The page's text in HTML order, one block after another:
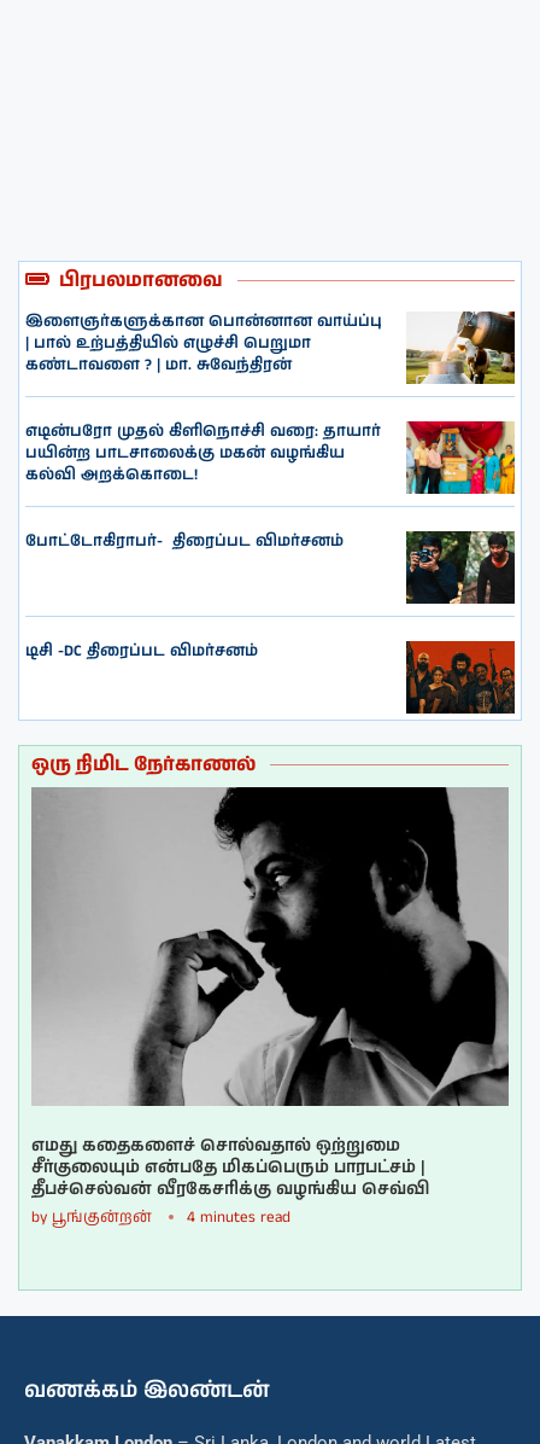
பிரபலமானவை
இளைஞர்களுக்கான பொன்னான வாய்ப்பு
| பால் உற்பத்தியில் எழுச்சி பெறுமா
கண்டாவளை ? | மா. சுவேந்திரன்
எடின்பரோ முதல் கிளிநொச்சி வரை: தாயார்
பயின்ற பாடசாலைக்கு மகன் வழங்கிய
கல்வி அறக்கொடை!
போட்டோகிராபர்- ‌ திரைப்பட விமர்சனம்
டிசி -DC திரைப்பட விமர்சனம்
ஒரு நிமிட நேர்காணல்
எமது கதைகளைச் சொல்வதால் ஒற்றுமை
சீர்குலையும் என்பதே மிகப்பெரும் பாரபட்சம் |
தீபச்செல்வன் வீரகேசரிக்கு வழங்கிய செவ்வி
by பூங்குன்றன் 4 minutes read
வணக்கம் இலண்டன்